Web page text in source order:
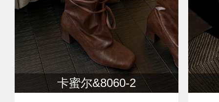
卡蜜尔&8060-2